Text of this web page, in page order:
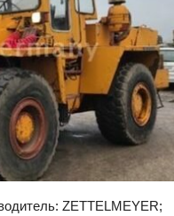
ZETTELMEYER;